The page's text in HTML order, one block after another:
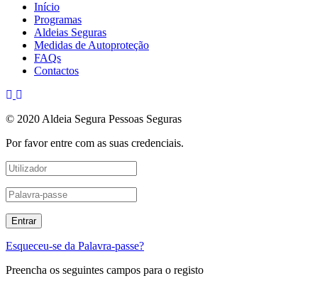
Início
Programas
Aldeias Seguras
Medidas de Autoproteção
FAQs
Contactos
© 2020 Aldeia Segura Pessoas Seguras
Por favor entre com as suas credenciais.
Esqueceu-se da Palavra-passe?
Preencha os seguintes campos para o registo